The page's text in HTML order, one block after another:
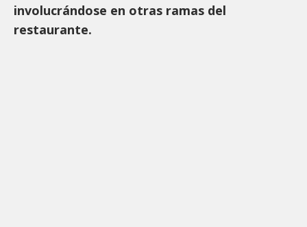
involucrándose en otras ramas del
restaurante.